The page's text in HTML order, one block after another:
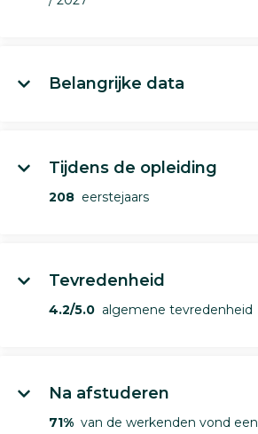
Belangrijke data
Tijdens de opleiding
208 eerstejaars
Tevredenheid
4.2/5.0 algemene tevredenheid
Na afstuderen
71% van de werkenden vond een